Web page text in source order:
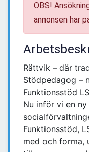
OBS!
annonsen har
Rättvik – där
Stödpedagog –
Funktionsstöd
Nu inför vi en
Funktionsstöd,
med och forma,